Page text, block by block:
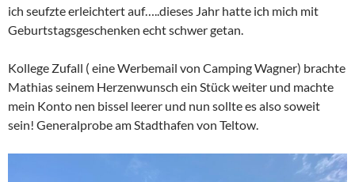
ich seufzte erleichtert auf…..dieses Jahr hatte ich mich mit
Geburtstagsgeschenken echt schwer getan.
Kollege Zufall ( eine Werbemail von Camping Wagner) brachte
Mathias seinem Herzenwunsch ein Stück weiter und machte
mein Konto nen bissel leerer und nun sollte es also soweit
sein! Generalprobe am Stadthafen von Teltow.